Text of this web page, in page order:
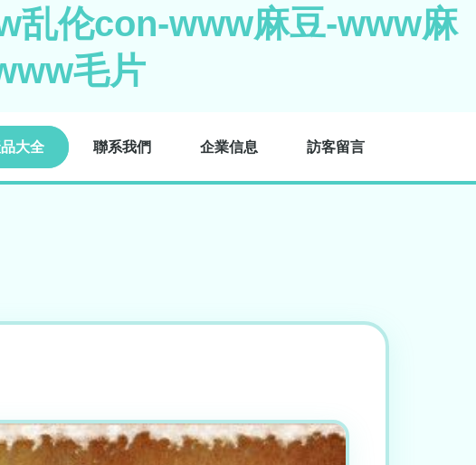
乱伦con-www麻豆-www麻
毛片
大全 聯系我們 企業信息 訪客留言